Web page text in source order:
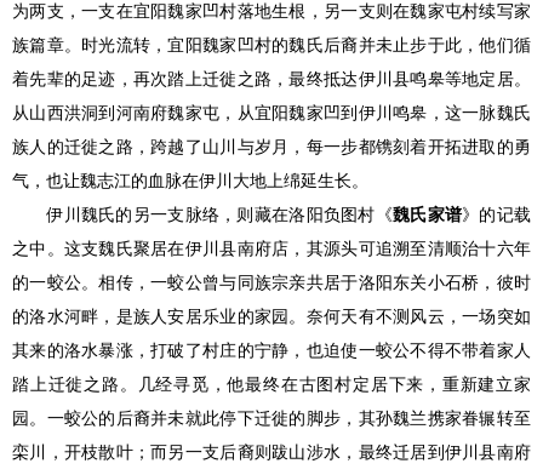
为两支，一支在宜阳魏家凹村落地生根，另一支则在魏家屯村续写家
族篇章。时光流转，宜阳魏家凹村的魏氏后裔并未止步于此，他们循
着先辈的足迹，再次踏上迁徙之路，最终抵达伊川县鸣皋等地定居。
从山西洪洞到河南府魏家屯，从宜阳魏家凹到伊川鸣皋，这一脉魏氏
族人的迁徙之路，跨越了山川与岁月，每一步都镌刻着开拓进取的勇
气，也让魏志江的血脉在伊川大地上绵延生长。
伊川魏氏的另一支脉络，则藏在洛阳负图村《魏氏家谱》的记载
之中。这支魏氏聚居在伊川县南府店，其源头可追溯至清顺治十六年
的一蛟公。相传，一蛟公曾与同族宗亲共居于洛阳东关小石桥，彼时
的洛水河畔，是族人安居乐业的家园。奈何天有不测风云，一场突如
其来的洛水暴涨，打破了村庄的宁静，也迫使一蛟公不得不带着家人
踏上迁徙之路。几经寻觅，他最终在古图村定居下来，重新建立家
园。一蛟公的后裔并未就此停下迁徙的脚步，其孙魏兰携家眷辗转至
栾川，开枝散叶；而另一支后裔则跋山涉水，最终迁居到伊川县南府